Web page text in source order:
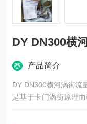
DY DN300横
产品简介
DY DN300横河涡街流
是基于卡门涡街原理
由于它具有其它流量